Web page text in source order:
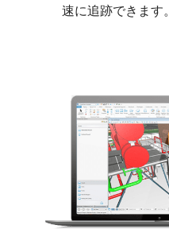
速に追跡できます。